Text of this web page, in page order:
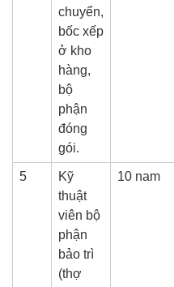
chuyển,
bốc xếp
ở kho
hàng,
bộ
phận
đóng
gói.
5
Kỹ
thuật
viên bộ
phận
bảo trì
(thợ
10 nam